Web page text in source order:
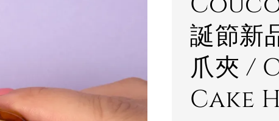
誕節新
爪夾 /
Cake